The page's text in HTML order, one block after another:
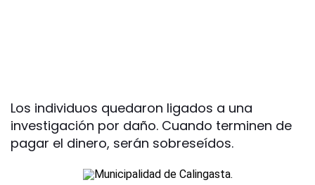
Los individuos quedaron ligados a una
investigación por daño. Cuando terminen de
pagar el dinero, serán sobreseídos.